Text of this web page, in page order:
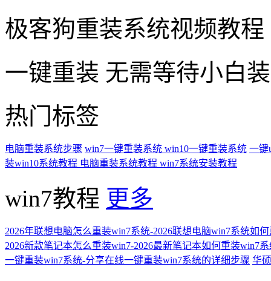
极客狗重装系统视频教程
一键重装 无需等待小白
热门标签
电脑重装系统步骤 win7一键重装系统 win10一键重装系统 一键
装win10系统教程 电脑重装系统教程 win7系统安装教程
win7教程 更多
2026年联想电脑怎么重装win7系统-2026联想电脑win7系统如
2026新款笔记本怎么重装win7-2026最新笔记本如何重装win7
一键重装win7系统-分享在线一键重装win7系统的详细步骤 华